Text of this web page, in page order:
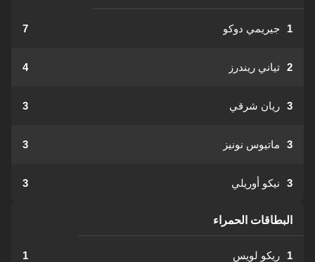
1 جيريمي دوكو 7
2 تياني ريندرز 4
3 ريان شرقي 3
3 ماتيوس نونيز 3
3 نيكو أوريلي 3
البطاقات الحمراء
1 ريكو لويس 1